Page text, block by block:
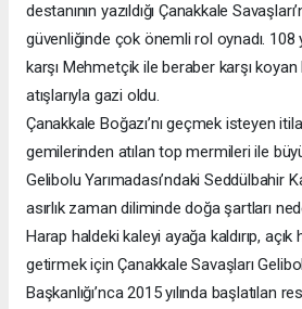
destanının yazıldığı Çanakkale
güvenliğinde çok önemli rol oynadı. 108
karşı Mehmetçik ile beraber karşı
atışlarıyla gazi oldu.
Çanakkale Boğazı’nı geçmek isteyen
gemilerinden atılan top mermileri ile
Gelibolu Yarımadası’ndaki Seddülbahir
asırlık zaman diliminde doğa şartları
Harap haldeki kaleyi ayağa kaldırıp,
getirmek için Çanakkale Savaşları
Başkanlığı’nca 2015 yılında başlatılan